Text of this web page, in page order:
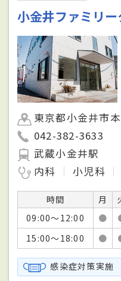
小金井ファミリ
東京都小金井市
042-382-3633
武蔵小金井駅
内科
小児科
時間 月
09:00～12:00
●
15:00～18:00
●
感染症対策実施